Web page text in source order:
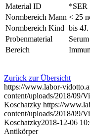
Material ID
*SER
Normbereich Mann < 25
Normbereich Kind bis
Probenmaterial
Serum
Bereich
Zurück zur Übersicht
https://www.labor-
content/uploads/2018/09/
Koschatzky https://
content/uploads/2018/09/
Koschatzky2018-12-06
Antikörper